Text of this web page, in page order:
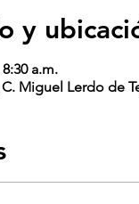
y
a.m.
Miguel Lerdo de